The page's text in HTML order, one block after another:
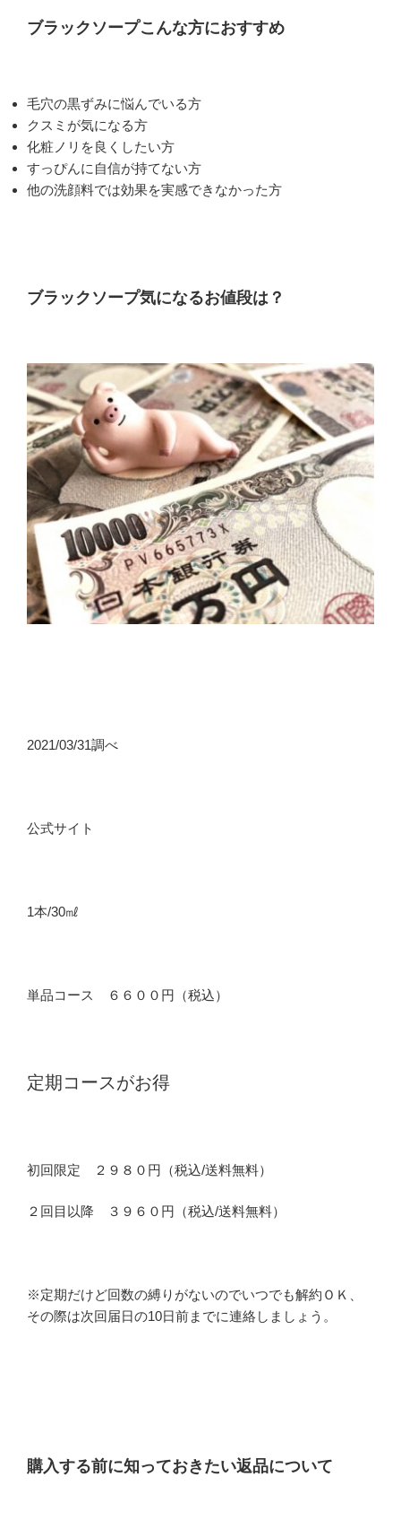
ブラックソープこんな方におすすめ
毛穴の黒ずみに悩んでいる方
クスミが気になる方
化粧ノリを良くしたい方
すっぴんに自信が持てない方
他の洗顔料では効果を実感できなかった方
ブラックソープ気になるお値段は？
2021/03/31調べ
公式サイト
1本/30㎖
単品コース ６６００円（税込）
定期コースがお得
初回限定 ２９８０円（税込/送料無料）
２回目以降 ３９６０円（税込/送料無料）
※定期だけど回数の縛りがないのでいつでも解約ＯＫ、
その際は次回届日の10日前までに連絡しましょう。
購入する前に知っておきたい返品について